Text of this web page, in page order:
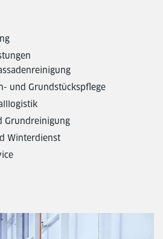
und Grundstückspflege
Grundreinigung
Winterdienst